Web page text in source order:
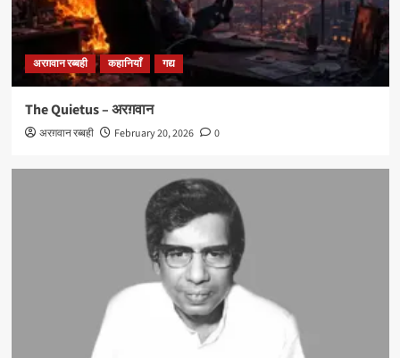
अरग़वान रब्बही कहानियाँ गद्य
The Quietus – अरग़वान
अरग़वान रब्बही February 20, 2026 0